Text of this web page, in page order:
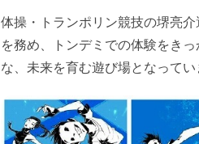
体操・トランポリン競技の堺亮
を務め、トンデミでの体験をき
な、未来を育む遊び場となってい